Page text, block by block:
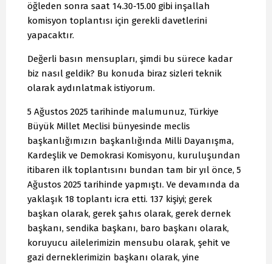
öğleden sonra saat 14.30-15.00 gibi inşallah
komisyon toplantısı için gerekli davetlerini
yapacaktır.
Değerli basın mensupları, şimdi bu sürece kadar
biz nasıl geldik? Bu konuda biraz sizleri teknik
olarak aydınlatmak istiyorum.
5 Ağustos 2025 tarihinde malumunuz, Türkiye
Büyük Millet Meclisi bünyesinde meclis
başkanlığımızın başkanlığında Milli Dayanışma,
Kardeşlik ve Demokrasi Komisyonu, kuruluşundan
itibaren ilk toplantısını bundan tam bir yıl önce, 5
Ağustos 2025 tarihinde yapmıştı. Ve devamında da
yaklaşık 18 toplantı icra etti. 137 kişiyi; gerek
başkan olarak, gerek şahıs olarak, gerek dernek
başkanı, sendika başkanı, baro başkanı olarak,
koruyucu ailelerimizin mensubu olarak, şehit ve
gazi derneklerimizin başkanı olarak, yine